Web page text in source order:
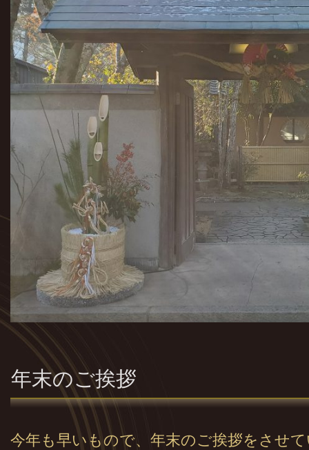
年末のご挨拶
今年も早いもので、年末のご挨拶をさせ